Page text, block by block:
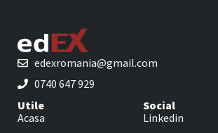
edexromania@gmail.com
0740 647 929
Utile
Acasa
Social
Linkedin